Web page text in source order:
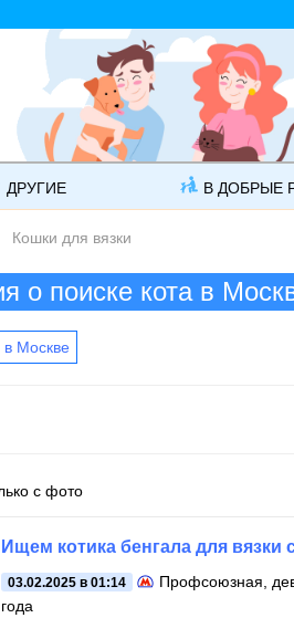
ДРУГИЕ В ДОБРЫЕ
Кошки для вязки
о поиске кота в
в Москве
с фото
Ищем котика бенгала для вязки
03.02.2025 в 01:14 Профсоюзная ,
года